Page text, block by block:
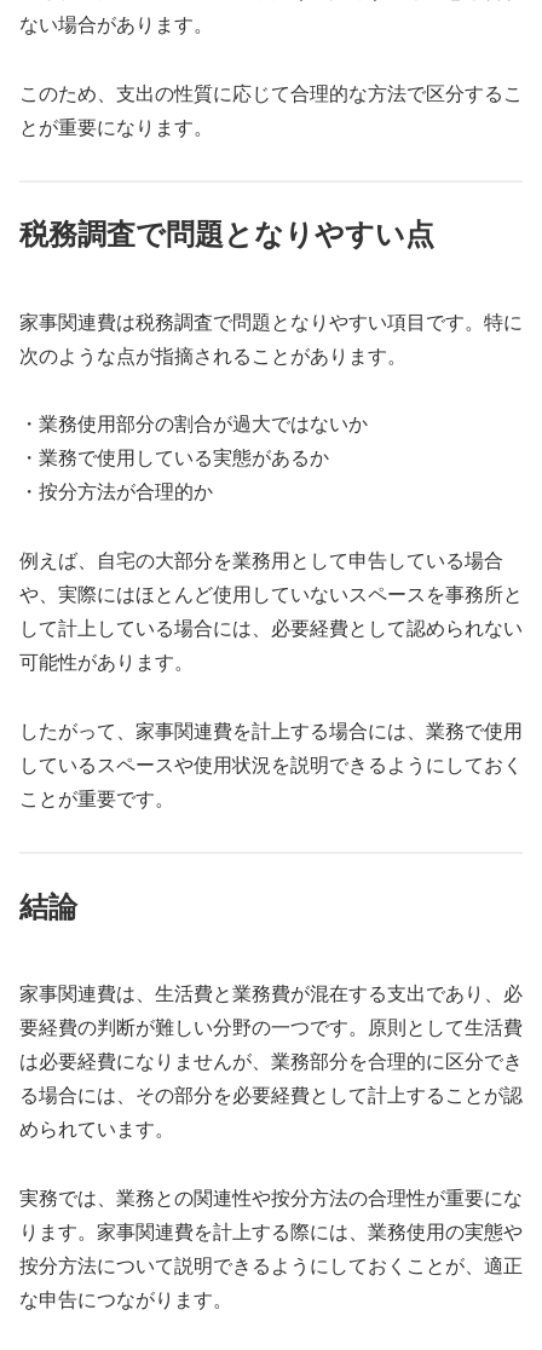
ない場合があります。
このため、支出の性質に応じて合理的な方法で区分するこ
とが重要になります。
税務調査で問題となりやすい点
家事関連費は税務調査で問題となりやすい項目です。特に
次のような点が指摘されることがあります。
・業務使用部分の割合が過大ではないか
・業務で使用している実態があるか
・按分方法が合理的か
例えば、自宅の大部分を業務用として申告している場合
や、実際にはほとんど使用していないスペースを事務所と
して計上している場合には、必要経費として認められない
可能性があります。
したがって、家事関連費を計上する場合には、業務で使用
しているスペースや使用状況を説明できるようにしておく
ことが重要です。
結論
家事関連費は、生活費と業務費が混在する支出であり、必
要経費の判断が難しい分野の一つです。原則として生活費
は必要経費になりませんが、業務部分を合理的に区分でき
る場合には、その部分を必要経費として計上することが認
められています。
実務では、業務との関連性や按分方法の合理性が重要にな
ります。家事関連費を計上する際には、業務使用の実態や
按分方法について説明できるようにしておくことが、適正
な申告につながります。